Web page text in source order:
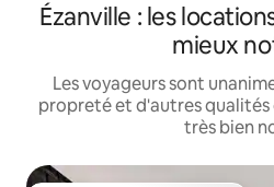
Ézanville : les
mieux
Les voyageurs sont
propreté et d'autres qualités
très bien